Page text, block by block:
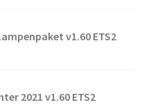
v1.60 ETS2
2021 v1.60 ETS2